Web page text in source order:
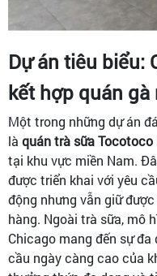
Dự án tiêu biểu:
kết hợp quán gà
Một trong những dự án
là quán trà sữa
tại khu vực miền Nam.
được triển khai với yêu
động nhưng vẫn giữ
hàng. Ngoài trà sữa, mô
Chicago mang đến sự
cầu ngày càng cao của